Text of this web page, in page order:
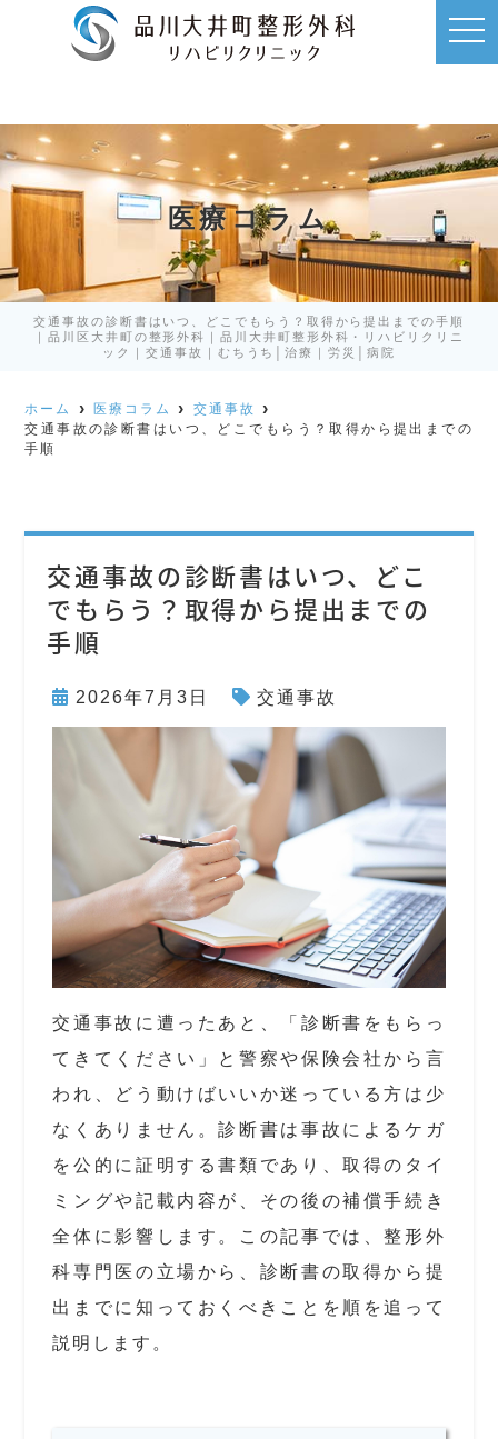
医療コラム
交通事故の診断書はいつ、どこでもらう？取得から提出までの手順
｜品川区大井町の整形外科｜品川大井町整形外科・リハビリクリニ
ック｜交通事故｜むちうち│治療｜労災│病院
t
o
n
a
v
i
i
o
n
ホーム 医療コラム
交通事故
交通事故の診断書はいつ、どこでもらう？取得から提出までの
手順
交通事故の診断書はいつ、どこ
でもらう？取得から提出までの
手順
2026年7月3日 交通事故
交通事故に遭ったあと、「診断書をもらっ
てきてください」と警察や保険会社から言
われ、どう動けばいいか迷っている方は少
なくありません。診断書は事故によるケガ
を公的に証明する書類であり、取得のタイ
ミングや記載内容が、その後の補償手続き
全体に影響します。この記事では、整形外
科専門医の立場から、診断書の取得から提
出までに知っておくべきことを順を追って
説明します。